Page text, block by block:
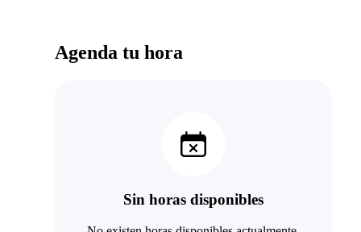
Agenda tu hora
Sin horas disponibles